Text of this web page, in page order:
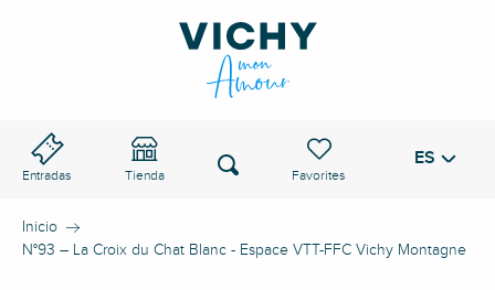
Entradas Tienda
Voir les favoris
Buscar ES
Inicio
N°93 – La Croix du Chat Blanc - Espace VTT-FFC Vichy Montagne